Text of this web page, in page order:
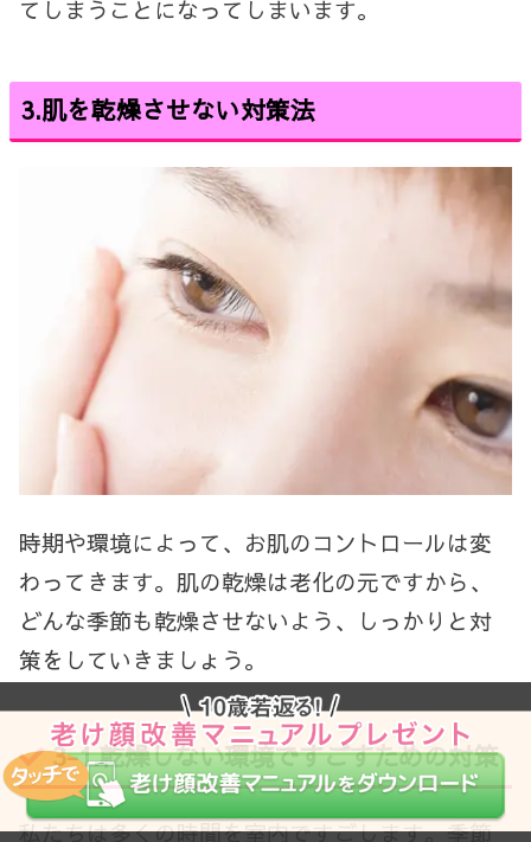
てしまうことになってしまいます。
3.肌を乾燥させない対策法
時期や環境によって、お肌のコントロールは変
わってきます。肌の乾燥は老化の元ですから、
どんな季節も乾燥させないよう、しっかりと対
策をしていきましょう。
3-1.乾燥しない環境ですごすための対策
私たちは多くの時間を室内ですごします。季節